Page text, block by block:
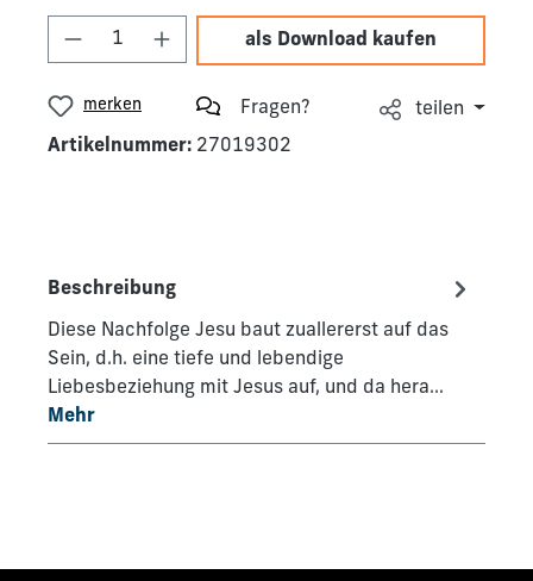
Produkt Anzahl: Gib den gewünschten
als Download kaufen
merken Fragen?
teilen
Artikelnummer: 27019302
Beschreibung
Diese Nachfolge Jesu baut zuallererst auf das
Sein, d.h. eine tiefe und lebendige
Liebesbeziehung mit Jesus auf, und da hera…
Mehr